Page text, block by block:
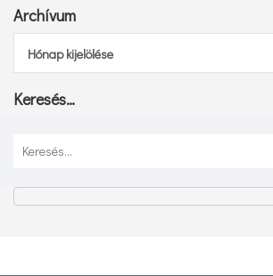
Archívum
Hónap kijelölése
Keresés…
Keresés: